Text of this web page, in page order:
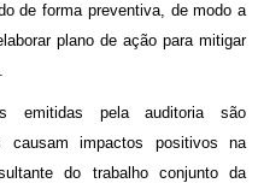
de forma preventiva, de modo a
plano de ação para mitigar
emitidas pela auditoria são
causam impactos positivos na
do trabalho conjunto da